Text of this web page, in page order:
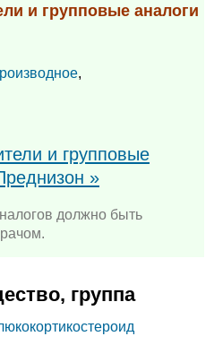
и групповые аналоги
,
и групповые
»
должно быть
группа